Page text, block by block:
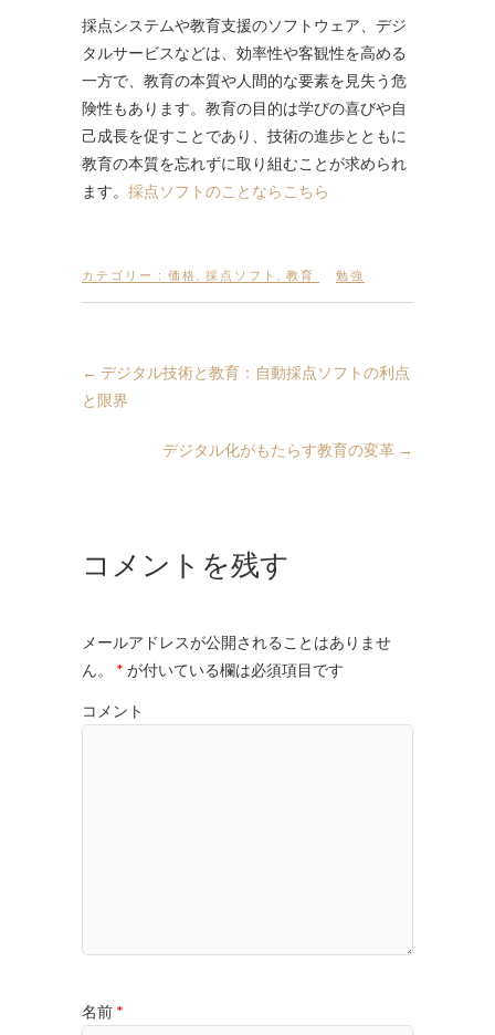
採点システムや教育支援のソフトウェア、デジ
タルサービスなどは、効率性や客観性を高める
一方で、教育の本質や人間的な要素を見失う危
険性もあります。教育の目的は学びの喜びや自
己成長を促すことであり、技術の進歩とともに
教育の本質を忘れずに取り組むことが求められ
ます。 採点ソフトのことならこちら
カテゴリー : 価格 採点ソフト 教育 勉強
← デジタル技術と教育：自動採点ソフトの利点
と限界
デジタル化がもたらす教育の変革 →
コメントを残す
メールアドレスが公開されることはありませ
ん。
* が付いている欄は必須項目です
コメント
名前 *